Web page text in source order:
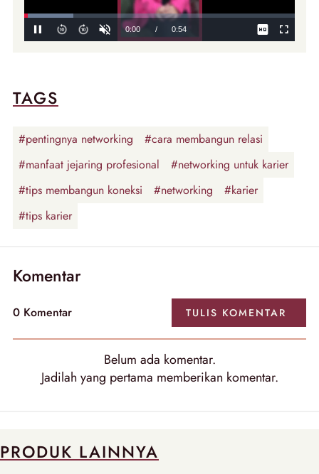
TAGS
#pentingnya networking
#cara membangun relasi
#manfaat jejaring profesional
#networking untuk karier
#tips membangun koneksi
#networking
#karier
#tips karier
Komentar
0 Komentar TULIS KOMENTAR
Belum ada komentar.
Jadilah yang pertama memberikan komentar.
PRODUK LAINNYA